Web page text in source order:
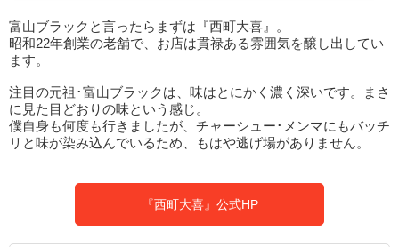
富山ブラックと言ったらまずは『西町大喜』。
昭和22年創業の老舗で、お店は貫禄ある雰囲気を醸し出してい
ます。
注目の元祖･富山ブラックは、味はとにかく濃く深いです。まさ
に見た目どおりの味という感じ。
僕自身も何度も行きましたが、チャーシュー･メンマにもバッチ
リと味が染み込んでいるため、もはや逃げ場がありません。
『西町大喜』公式HP